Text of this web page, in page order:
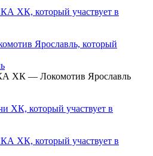
ХК — Локомотив Ярославль